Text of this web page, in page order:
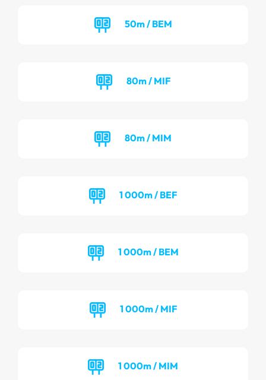
50m / BEM
80m / MIF
80m / MIM
1 000m / BEF
1 000m / BEM
1 000m / MIF
1 000m / MIM